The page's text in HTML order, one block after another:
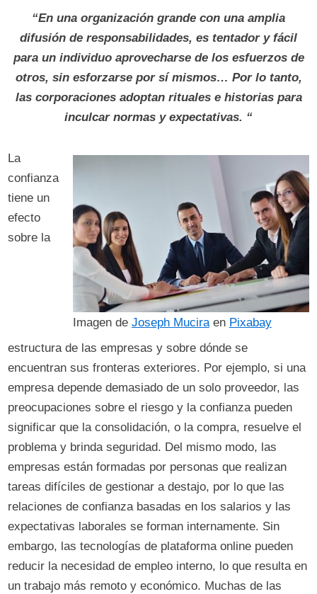
“En una organización grande con una amplia
difusión de responsabilidades, es tentador y fácil
para un individuo aprovecharse de los esfuerzos de
otros, sin esforzarse por sí mismos… Por lo tanto,
las corporaciones adoptan rituales e historias para
inculcar normas y expectativas. “
Imagen de Joseph Muciraen Pixabay
La
confianza
tiene un
efecto
sobre la
estructura de las empresas y sobre dónde se
encuentran sus fronteras exteriores. Por ejemplo, si una
empresa depende demasiado de un solo proveedor, las
preocupaciones sobre el riesgo y la confianza pueden
significar que la consolidación, o la compra, resuelve el
problema y brinda seguridad. Del mismo modo, las
empresas están formadas por personas que realizan
tareas difíciles de gestionar a destajo, por lo que las
relaciones de confianza basadas en los salarios y las
expectativas laborales se forman internamente. Sin
embargo, las tecnologías de plataforma online pueden
reducir la necesidad de empleo interno, lo que resulta en
un trabajo más remoto y económico. Muchas de las